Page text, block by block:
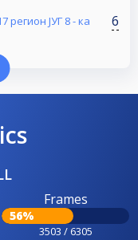
ЈУГ 8 - ка 6
Frames
56%
3503 / 6305